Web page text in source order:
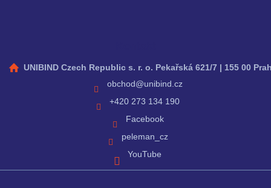
UNIBIND Czech Republic s. r. o. Pekařská 621/7 | 155 00
obchod@unibind.cz
+420 273 134 190
Facebook
peleman_cz
YouTube